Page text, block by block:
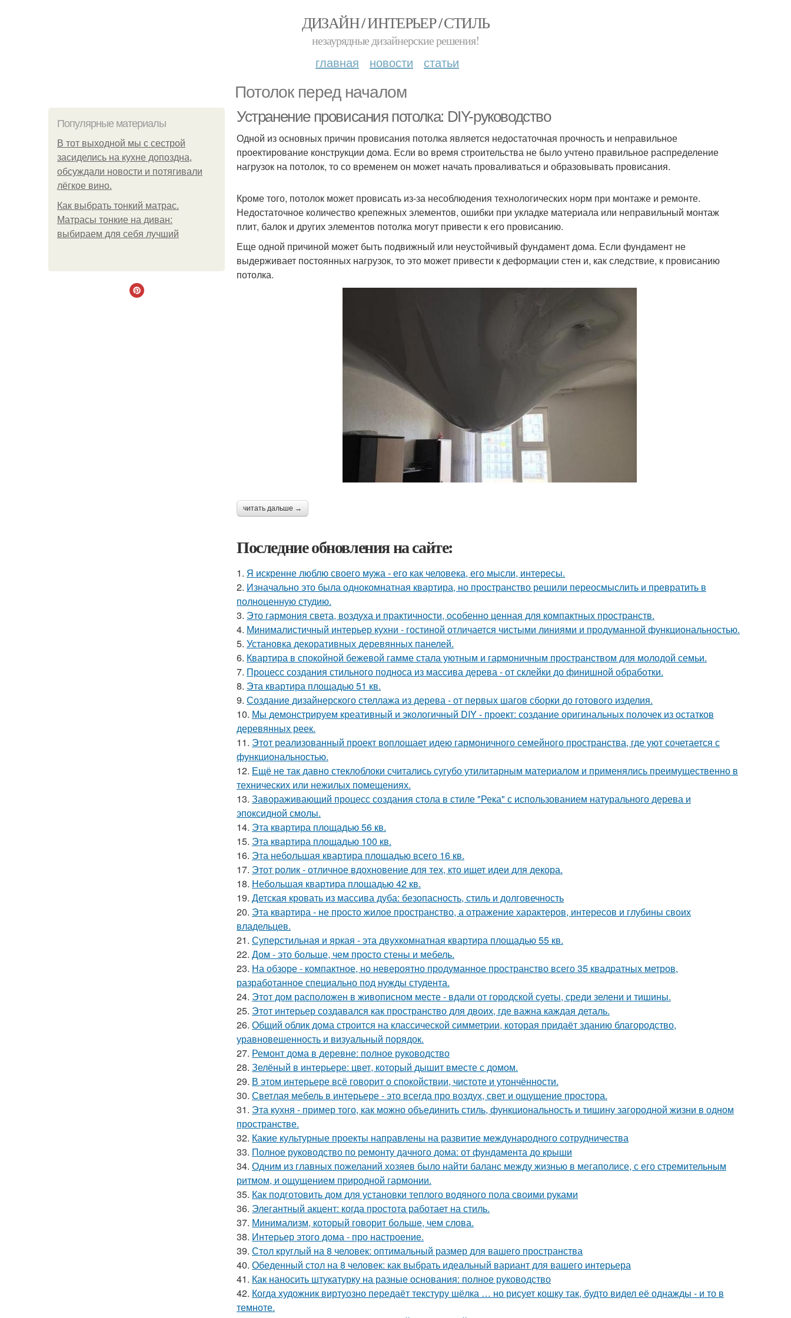
ДИЗАЙН / ИНТЕРЬЕР / СТИЛЬ
незаурядные дизайнерские решения!
главная новости статьи
Потолок перед началом
Популярные материалы
В тот выходной мы с сестрой
засиделись на кухне допоздна,
обсуждали новости и потягивали
лёгкое вино.
Как выбрать тонкий матрас.
Матрасы тонкие на диван:
выбираем для себя лучший
Устранение провисания потолка: DIY-руководство
Одной из основных причин провисания потолка является недостаточная прочность и неправильное
проектирование конструкции дома. Если во время строительства не было учтено правильное распределение
нагрузок на потолок, то со временем он может начать проваливаться и образовывать провисания.
Кроме того, потолок может провисать из-за несоблюдения технологических норм при монтаже и ремонте.
Недостаточное количество крепежных элементов, ошибки при укладке материала или неправильный монтаж
плит, балок и других элементов потолка могут привести к его провисанию.
Еще одной причиной может быть подвижный или неустойчивый фундамент дома. Если фундамент не
выдерживает постоянных нагрузок, то это может привести к деформации стен и, как следствие, к провисанию
потолка.
читать дальше →
Последние обновления на сайте:
1. Я искренне люблю своего мужа - его как человека, его мысли, интересы.
2. Изначально это была однокомнатная квартира, но пространство решили переосмыслить и превратить в
полноценную студию.
3. Это гармония света, воздуха и практичности, особенно ценная для компактных пространств.
4. Минималистичный интерьер кухни - гостиной отличается чистыми линиями и продуманной функциональностью.
5. Установка декоративных деревянных панелей.
6. Квартира в спокойной бежевой гамме стала уютным и гармоничным пространством для молодой семьи.
7. Процесс создания стильного подноса из массива дерева - от склейки до финишной обработки.
8. Эта квартира площадью 51 кв.
9. Создание дизайнерского стеллажа из дерева - от первых шагов сборки до готового изделия.
10. Мы демонстрируем креативный и экологичный DIY - проект: создание оригинальных полочек из остатков
деревянных реек.
11. Этот реализованный проект воплощает идею гармоничного семейного пространства, где уют сочетается с
функциональностью.
12. Ещё не так давно стеклоблоки считались сугубо утилитарным материалом и применялись преимущественно в
технических или нежилых помещениях.
13. Завораживающий процесс создания стола в стиле "Река" с использованием натурального дерева и
эпоксидной смолы.
14. Эта квартира площадью 56 кв.
15. Эта квартира площадью 100 кв.
16. Эта небольшая квартира площадью всего 16 кв.
17. Этот ролик - отличное вдохновение для тех, кто ищет идеи для декора.
18. Небольшая квартира площадью 42 кв.
19. Детская кровать из массива дуба: безопасность, стиль и долговечность
20. Эта квартира - не просто жилое пространство, а отражение характеров, интересов и глубины своих
владельцев.
21. Суперстильная и яркая - эта двухкомнатная квартира площадью 55 кв.
22. Дом - это больше, чем просто стены и мебель.
23. На обзоре - компактное, но невероятно продуманное пространство всего 35 квадратных метров,
разработанное специально под нужды студента.
24. Этот дом расположен в живописном месте - вдали от городской суеты, среди зелени и тишины.
25. Этот интерьер создавался как пространство для двоих, где важна каждая деталь.
26. Общий облик дома строится на классической симметрии, которая придаёт зданию благородство,
уравновешенность и визуальный порядок.
27. Ремонт дома в деревне: полное руководство
28. Зелёный в интерьере: цвет, который дышит вместе с домом.
29. В этом интерьере всё говорит о спокойствии, чистоте и утончённости.
30. Светлая мебель в интерьере - это всегда про воздух, свет и ощущение простора.
31. Эта кухня - пример того, как можно объединить стиль, функциональность и тишину загородной жизни в одном
пространстве.
32. Какие культурные проекты направлены на развитие международного сотрудничества
33. Полное руководство по ремонту дачного дома: от фундамента до крыши
34. Одним из главных пожеланий хозяев было найти баланс между жизнью в мегаполисе, с его стремительным
ритмом, и ощущением природной гармонии.
35. Как подготовить дом для установки теплого водяного пола своими руками
36. Элегантный акцент: когда простота работает на стиль.
37. Минимализм, который говорит больше, чем слова.
38. Интерьер этого дома - про настроение.
39. Стол круглый на 8 человек: оптимальный размер для вашего пространства
40. Обеденный стол на 8 человек: как выбрать идеальный вариант для вашего интерьера
41. Как наносить штукатурку на разные основания: полное руководство
42. Когда художник виртуозно передаёт текстуру шёлка … но рисует кошку так, будто видел её однажды - и то в
темноте.